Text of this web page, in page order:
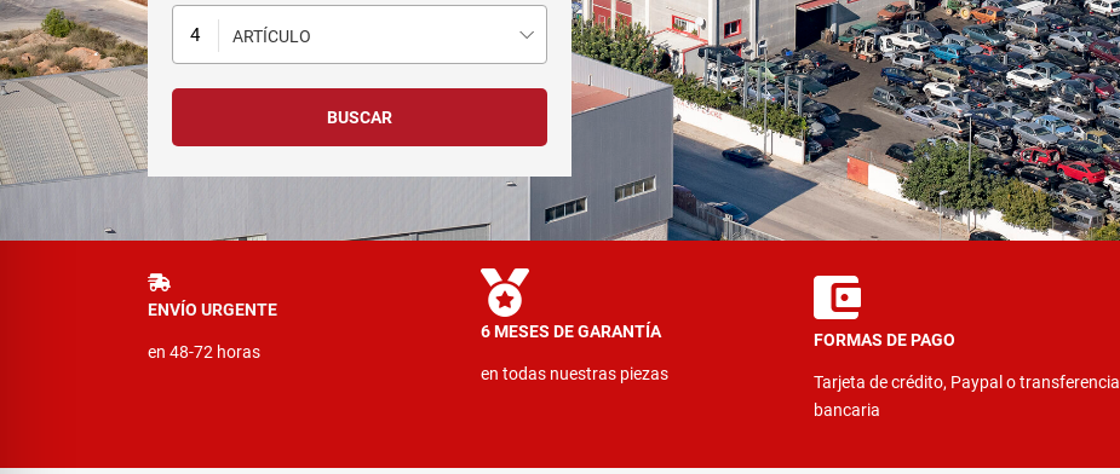
ARTÍCULO
ENVÍO URGENTE
en 48-72 horas
6 MESES DE GARANTÍA
en todas nuestras piezas
FORMAS DE PAGO
Tarjeta de crédito, Paypal o transferencia
bancaria